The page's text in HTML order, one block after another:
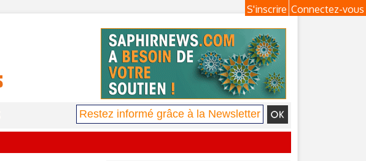
Connectez-vous
S'inscrire